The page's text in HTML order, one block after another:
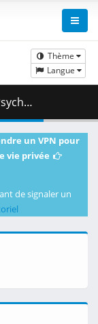
Thème
Langue
MB )
un VPN pour
vie privée
de signaler un